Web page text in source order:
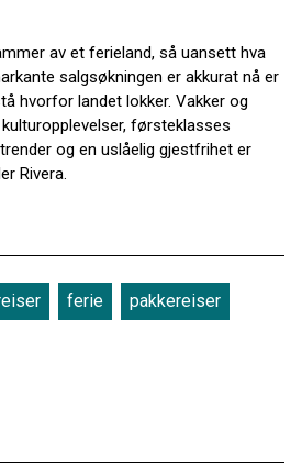
av et ferieland, så uansett hva
salgsøkningen er akkurat nå er
hvorfor landet lokker. Vakker og
førsteklasses
og en uslåelig gjestfrihet er
Rivera.
ferie pakkereiser